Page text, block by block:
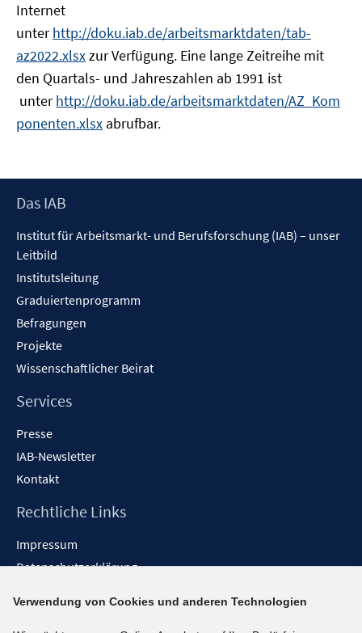
Internet
unterhttp://doku.iab.de/arbeitsmarktdaten/tab-
az2022.xlsxzur Verfügung. Eine lange Zeitreihe mit
den Quartals- und Jahreszahlen ab 1991 ist
unterhttp://doku.iab.de/arbeitsmarktdaten/AZ_Kom
ponenten.xlsx abrufbar.
Footer
Das IAB
Institut für Arbeitsmarkt- und Berufsforschung (IAB) – unser
Leitbild
Institutsleitung
Graduiertenprogramm
Befragungen
Projekte
Wissenschaftlicher Beirat
Services
Presse
IAB-Newsletter
Kontakt
Rechtliche Links
Impressum
Datenschutzerklärung
Barrieren melden
Verwendung von Cookies und anderen Technologien